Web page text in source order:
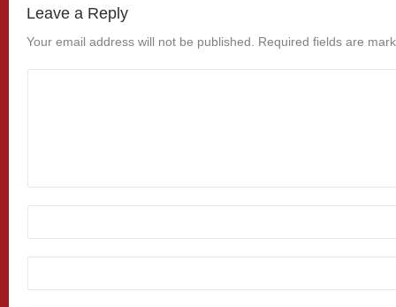
Leave a Reply
Your email address will not be published. Required fields are